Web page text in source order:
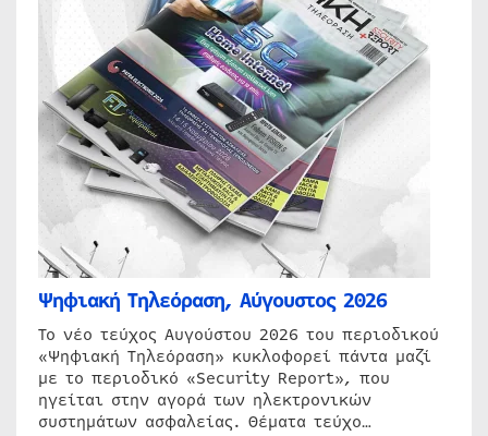
Ψηφιακή Τηλεόραση, Αύγουστος 2026
Το νέο τεύχος Αυγούστου 2026 του περιοδικού
«Ψηφιακή Τηλεόραση» κυκλοφορεί πάντα μαζί
με το περιοδικό «Security Report», που
ηγείται στην αγορά των ηλεκτρονικών
συστημάτων ασφαλείας. Θέματα τεύχο…